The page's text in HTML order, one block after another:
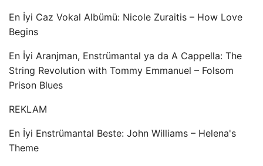
En İyi Caz ​​Vokal Albümü: Nicole Zuraitis – How Love
Begins
En İyi Aranjman, Enstrümantal ya da A Cappella: The
String Revolution with Tommy Emmanuel – Folsom
Prison Blues
REKLAM
En İyi Enstrümantal Beste: John Williams – Helena's
Theme